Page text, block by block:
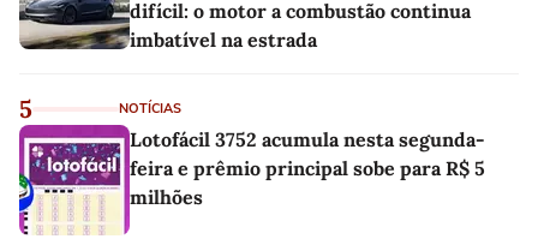
difícil: o motor a combustão continua
imbatível na estrada
5 NOTÍCIAS
Lotofácil 3752 acumula nesta segunda-
feira e prêmio principal sobe para R$ 5
milhões